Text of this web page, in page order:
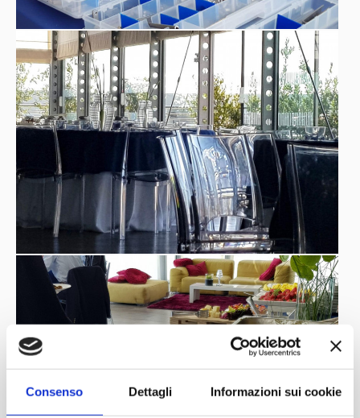
Consenso Dettagli Informazioni sui cookie